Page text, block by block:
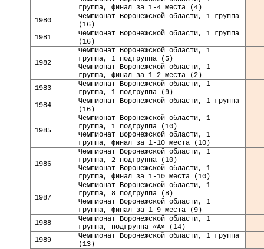
группа, финал за 1-4 места (4)
1980
Чемпионат Воронежской области, 1 группа
(16)
1981
Чемпионат Воронежской области, 1 группа
(16)
1982
Чемпионат Воронежской области, 1
группа, 1 подгруппа (5)
Чемпионат Воронежской области, 1
группа, финал за 1-2 места (2)
1983
Чемпионат Воронежской области, 1
группа, 1 подгруппа (9)
1984
Чемпионат Воронежской области, 1 группа
(16)
1985
Чемпионат Воронежской области, 1
группа, 1 подгруппа (10)
Чемпионат Воронежской области, 1
группа, финал за 1-10 места (10)
1986
Чемпионат Воронежской области, 1
группа, 2 подгруппа (10)
Чемпионат Воронежской области, 1
группа, финал за 1-10 места (10)
1987
Чемпионат Воронежской области, 1
группа, 8 подгруппа (8)
Чемпионат Воронежской области, 1
группа, финал за 1-9 места (9)
1988
Чемпионат Воронежской области, 1
группа, подгруппа «А» (14)
1989
Чемпионат Воронежской области, 1 группа
(13)